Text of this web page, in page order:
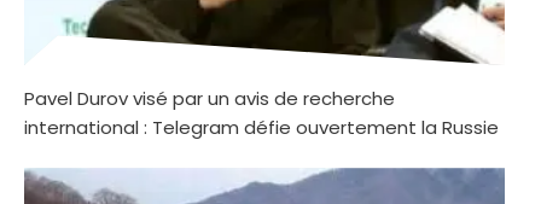
Pavel Durov visé par un avis de recherche
international : Telegram défie ouvertement la Russie